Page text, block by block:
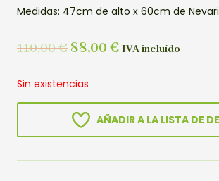
Medidas: 47cm de alto x 60cm de Nevari
110,00€ 88,00 € IVA incluído
Sin existencias
AÑADIR A LA LISTA DE